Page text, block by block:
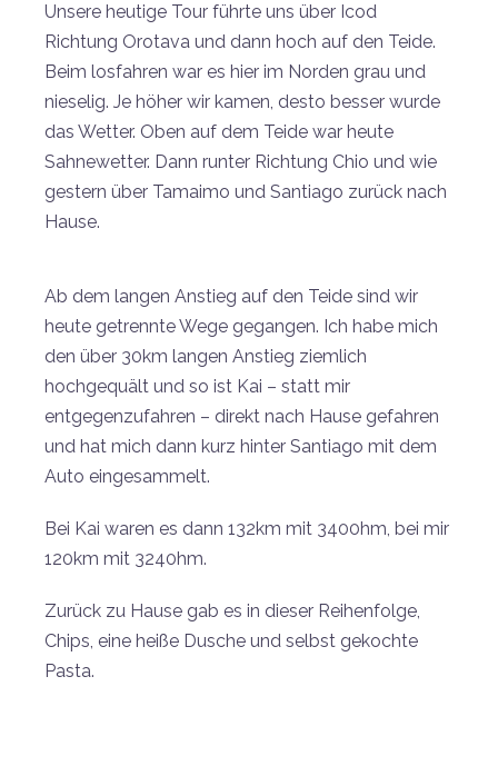
Unsere heutige Tour führte uns über Icod
Richtung Orotava und dann hoch auf den Teide.
Beim losfahren war es hier im Norden grau und
nieselig. Je höher wir kamen, desto besser wurde
das Wetter. Oben auf dem Teide war heute
Sahnewetter. Dann runter Richtung Chio und wie
gestern über Tamaimo und Santiago zurück nach
Hause.
Ab dem langen Anstieg auf den Teide sind wir
heute getrennte Wege gegangen. Ich habe mich
den über 30km langen Anstieg ziemlich
hochgequält und so ist Kai – statt mir
entgegenzufahren – direkt nach Hause gefahren
und hat mich dann kurz hinter Santiago mit dem
Auto eingesammelt.
Bei Kai waren es dann 132km mit 3400hm, bei mir
120km mit 3240hm.
Zurück zu Hause gab es in dieser Reihenfolge,
Chips, eine heiße Dusche und selbst gekochte
Pasta.